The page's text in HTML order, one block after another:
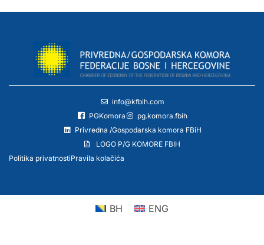
info@kfbih.com
PGKomora
pg.komora.fbih
Privredna /Gospodarska komora FBiH
LOGO P/G KOMORE FBIH
Politika privatnostiPravila kolačića
BH ENG